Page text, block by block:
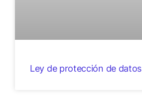
Ley de protección de datos